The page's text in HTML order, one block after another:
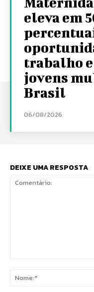
eleva em
trabalho
jovens
Brasil
06/08/2026
DEIXE UMA RESPOSTA